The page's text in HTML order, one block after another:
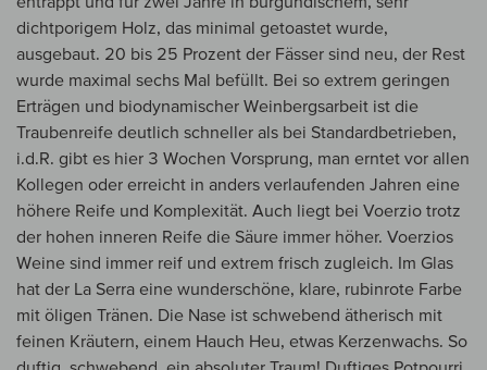
dichtporigem Holz, das minimal getoastet wurde,
ausgebaut. 20 bis 25 Prozent der Fässer sind neu, der Rest
wurde maximal sechs Mal befüllt. Bei so extrem geringen
Erträgen und biodynamischer Weinbergsarbeit ist die
Traubenreife deutlich schneller als bei Standardbetrieben,
i.d.R. gibt es hier 3 Wochen Vorsprung, man erntet vor allen
Kollegen oder erreicht in anders verlaufenden Jahren eine
höhere Reife und Komplexität. Auch liegt bei Voerzio trotz
der hohen inneren Reife die Säure immer höher. Voerzios
Weine sind immer reif und extrem frisch zugleich. Im Glas
hat der La Serra eine wunderschöne, klare, rubinrote Farbe
mit öligen Tränen. Die Nase ist schwebend ätherisch mit
feinen Kräutern, einem Hauch Heu, etwas Kerzenwachs. So